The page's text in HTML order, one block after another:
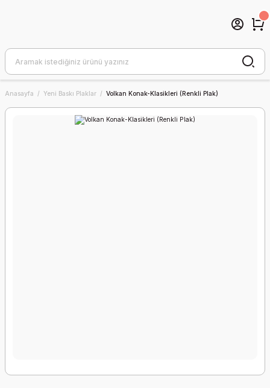
Anasayfa Yeni Baskı Plaklar Volkan Konak-Klasikleri (Renkli Plak)